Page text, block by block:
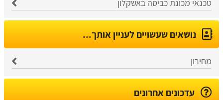
טכנאי מכונת כביסה באשקלון
נושאים שעשויים לעניין אותך...
מחירון
עדכונים אחרונים